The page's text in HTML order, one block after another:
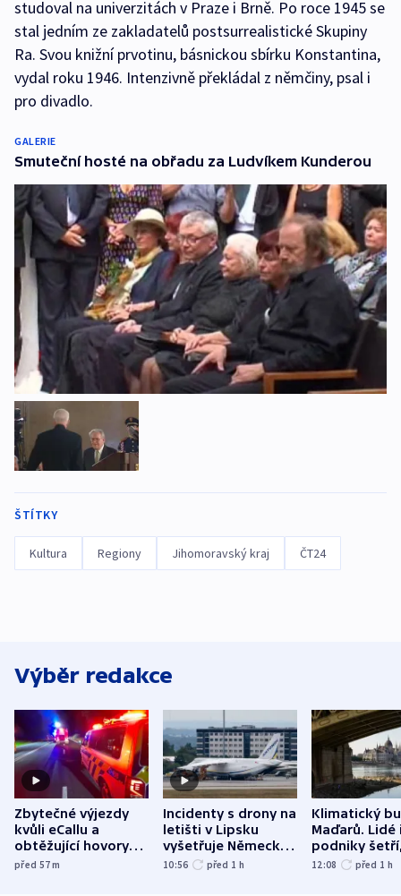
studoval na univerzitách v Praze i Brně. Po roce 1945 se
stal jedním ze zakladatelů postsurrealistické Skupiny
Ra. Svou knižní prvotinu, básnickou sbírku Konstantina,
vydal roku 1946. Intenzivně překládal z němčiny, psal i
pro divadlo.
GALERIE
Smuteční hosté na obřadu za Ludvíkem Kunderou
ŠTÍTKY
Kultura Regiony Jihomoravský kraj ČT24
Výběr redakce
Zbytečné výjezdy
kvůli eCallu a
obtěžující hovory
zdržují záchranáře
před 57m
Incidenty s drony na
letišti v Lipsku
vyšetřuje Německo
jako úmyslný pokus
10:56 před 1 h
Klimatický
Maďarů. Lidé
podniky
omezuje se
12:08 před 1 h